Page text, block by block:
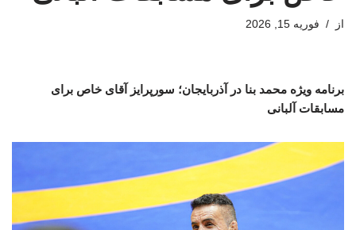
از فوریه 15, 2026
برنامه ویژه محمد بنا در آذربایجان؛ سورپرایز آقای خاص برای
مسابقات آلبانی